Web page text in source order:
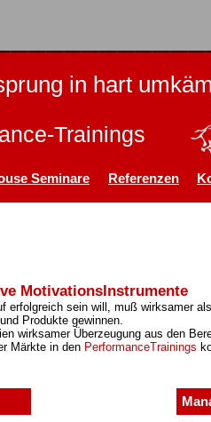
in hart
Trainings
Seminare Referenzen
MotivationsInstrumente
erfolgreich sein will, muß wirksamer
Produkte gewinnen.
wirksamer Überzeugung aus den
Märkte in den PerformanceTrainings